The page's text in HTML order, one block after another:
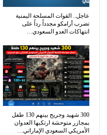
عاجل.. القوات المسلحة اليمنية
تضرب أرامكو مجدداً رداً على
انتهاكات العدو السعودي…
300 شهيد وجريح بينهم 130 طفل
بمجازر متوحشة ارتكبها العدوان
الأمريكي السعودي الإماراتي…